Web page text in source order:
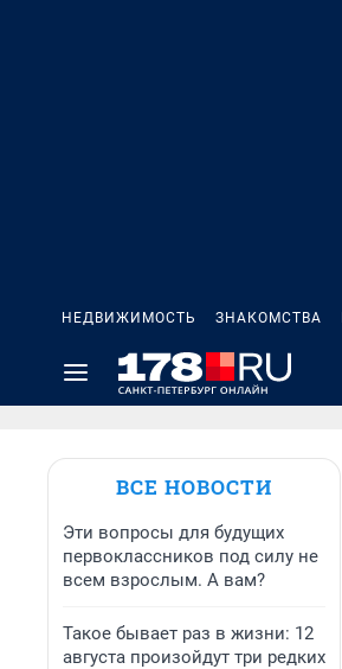
НЕДВИЖИМОСТЬ ЗНАКОМСТВА
ВСЕ НОВОСТИ
Эти вопросы для будущих
первоклассников под силу не
всем взрослым. А вам?
Такое бывает раз в жизни: 12
августа произойдут три редких